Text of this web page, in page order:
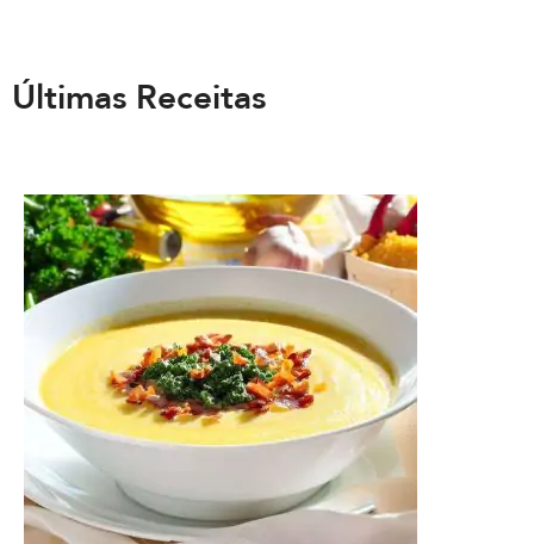
Últimas Receitas